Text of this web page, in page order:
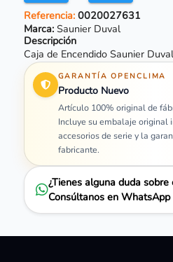
Referencia:0020027631
Marca: Saunier Duval
Descripción
Caja de Encendido Saunier
GARANTÍA OPENCLIMA
Producto Nuevo
Artículo 100% original de
Incluye su embalaje original
accesorios de serie y la
fabricante.
¿Tienes alguna duda sobre
Consúltanos en WhatsApp